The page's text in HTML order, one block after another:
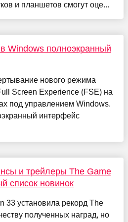
и планшетов смогут оце...
Windows полноэкранный
нового режима
Screen Experience (FSE) на
под управлением Windows.
интерфейс
и трейлеры The Game
список новинок
33 установила рекорд The
полученных наград, но